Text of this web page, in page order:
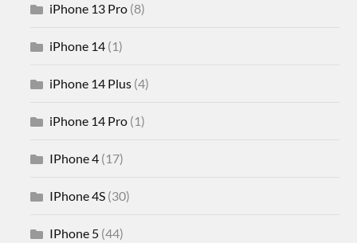
iPhone 13 Pro (8)
iPhone 14 (1)
iPhone 14 Plus (4)
iPhone 14 Pro (1)
IPhone 4 (17)
IPhone 4S (30)
IPhone 5 (44)